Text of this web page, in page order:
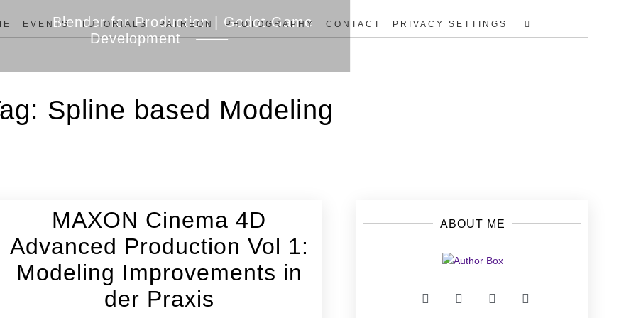
Blender for Production | Godot Game
Development
EVENTS TUTORIALS PATREON PHOTOGRAPHY CONTACT PRIVACY SETTINGS
Spline based Modeling
MAXON Cinema 4D
Advanced Production Vol 1:
Modeling Improvements in
der Praxis
ABOUT ME